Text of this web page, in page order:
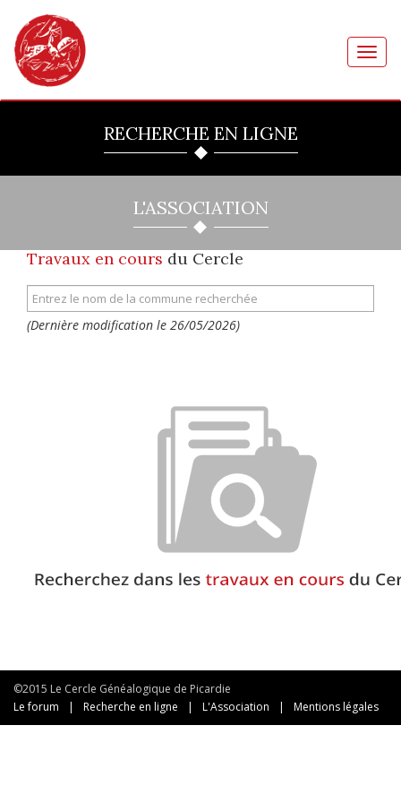
RECHERCHE EN LIGNE
L'ASSOCIATION
Travaux en cours du Cercle
(Dernière modification le 26/05/2026)
©2015 Le Cercle Généalogique de Picardie
Le forum
| Recherche en ligne | L'Association | Mentions légales